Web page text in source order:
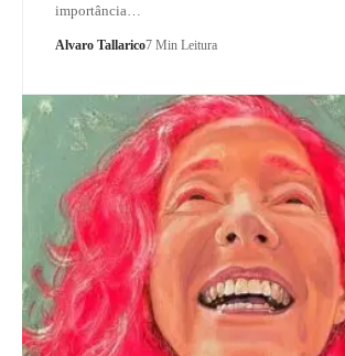
importância…
Alvaro Tallarico7 Min Leitura